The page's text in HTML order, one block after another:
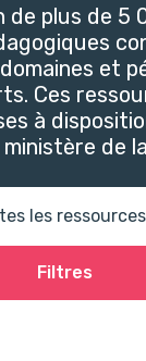
de plus de 5
et
Ces
à
de
les ressources
Filtres